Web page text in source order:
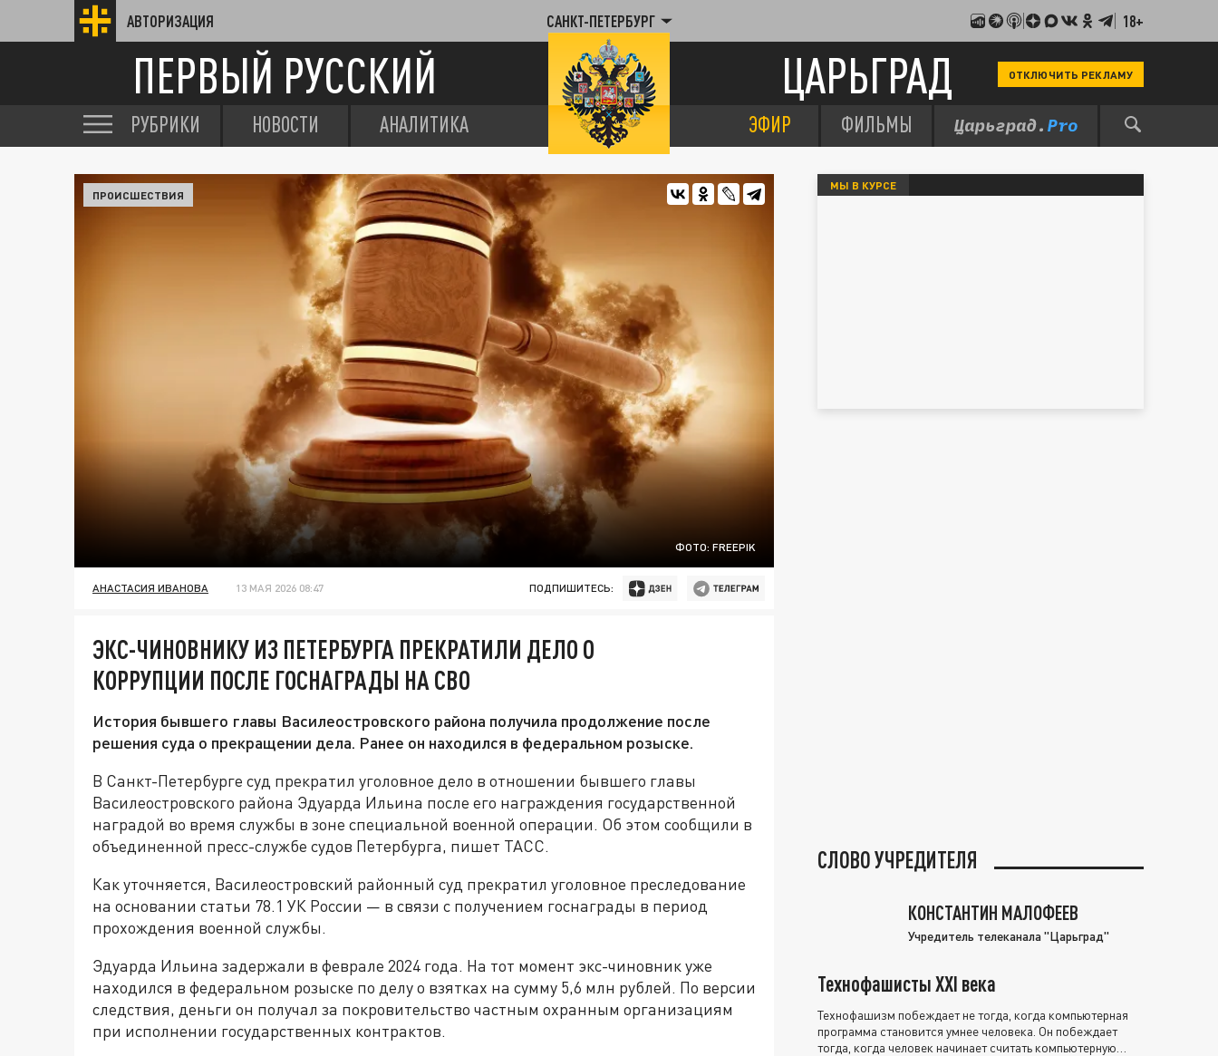
АВТОРИЗАЦИЯ САНКТ-ПЕТЕРБУРГ 18+
ПЕРВЫЙ РУССКИЙ ЦАРЬГРАД ОТКЛЮЧИТЬ РЕКЛАМУ
РУБРИКИ НОВОСТИ АНАЛИТИКА ЭФИР ФИЛЬМЫ
ФОТО: FREEPIK
ПРОИСШЕСТВИЯ
АНАСТАСИЯ ИВАНОВА 13 МАЯ 2026 08:47 ПОДПИШИТЕСЬ:
ЭКС-ЧИНОВНИКУ ИЗ ПЕТЕРБУРГА ПРЕКРАТИЛИ ДЕЛО О
КОРРУПЦИИ ПОСЛЕ ГОСНАГРАДЫ НА СВО
История бывшего главы Василеостровского района получила продолжение после
решения суда о прекращении дела. Ранее он находился в федеральном розыске.
В Санкт-Петербурге суд прекратил уголовное дело в отношении бывшего главы
Василеостровского района Эдуарда Ильина после его награждения государственной
наградой во время службы в зоне специальной военной операции. Об этом сообщили в
объединенной пресс-службе судов Петербурга, пишет ТАСС.
Как уточняется, Василеостровский районный суд прекратил уголовное преследование
на основании статьи 78.1 УК России — в связи с получением госнаграды в период
прохождения военной службы.
Эдуарда Ильина задержали в феврале 2024 года. На тот момент экс-чиновник уже
находился в федеральном розыске по делу о взятках на сумму 5,6 млн рублей. По версии
следствия, деньги он получал за покровительство частным охранным организациям
при исполнении государственных контрактов.
МЫ В КУРСЕ
СЛОВО УЧРЕДИТЕЛЯ
КОНСТАНТИН МАЛОФЕЕВ
Учредитель телеканала "Царьград"
Технофашисты XXI века
Технофашизм побеждает не тогда, когда компьютерная
программа становится умнее человека. Он побеждает
тогда, когда человек начинает считать компьютерную